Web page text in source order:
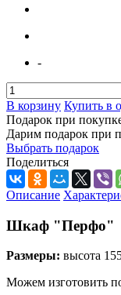
-
В корзину Купить в
Подарок при
Дарим подарок при
Выбрать подарок
Поделиться
Описание
Шкаф "Перфо"
Размеры: высота
Можем изготовить